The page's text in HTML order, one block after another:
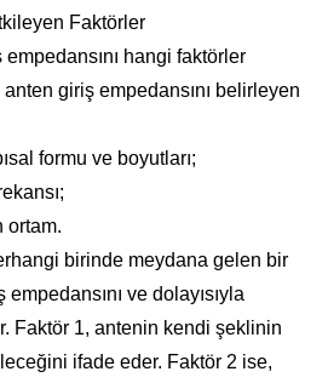
Faktörler
hangi faktörler
giriş empedansını belirleyen
formu ve boyutları;
ortam.
birinde meydana gelen bir
ve dolayısıyla
Faktör 1, antenin kendi şeklinin
ifade eder. Faktör 2 ise,